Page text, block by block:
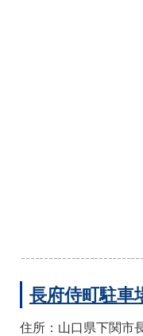
長府侍町駐車
住所：山口県下関市